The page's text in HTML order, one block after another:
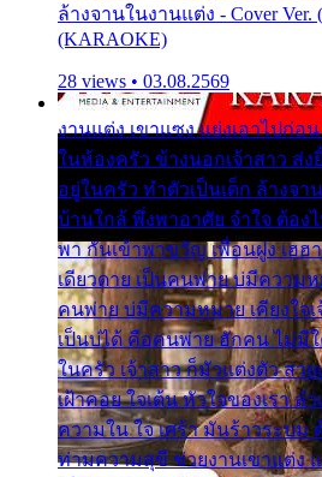
ล้างจานในงานแต่ง - Cover
(KARAOKE)
28 views • 03.08.2569
งานแต่ง เขาแซง แย่งเอาไปก่
ในห้องครัว ข้างนอกเจ้าสาว ส่ง
อยู่ในครัว ทำตัวเป็นเด็ก ล้างจา
บ้านใกล้ พึ่งพาอาศัย จำใจ ต้อง
พา กันเข้าพาขวัญ เพื่อนฝูง เฮฮ
เดียวดาย เป็นคนพ่าย บ่มีความห
คนพ่าย บ่มีความหมาย เคียงใจเ
เป็นบ่ได้ คือคนพ่าย ฮักคน ไม่มี
ในครัว เจ้าสาว ก็มัวแต่งตัว สวย
เฝ้าคอย ใจเต้น หัวใจของเรา ล
ความใน ใจ เศร้า มันร้าวระบม
ท่ามความสุขี ช่วยงานเขาแต่ง